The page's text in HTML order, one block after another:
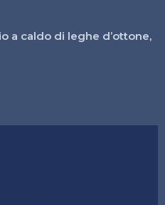
a caldo di leghe d’ottone,